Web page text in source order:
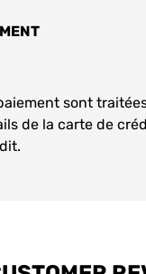
sont
de la carte de